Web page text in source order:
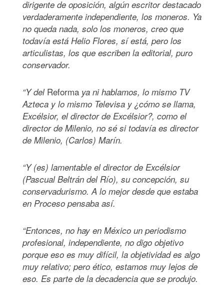
dirigente de oposición, algún escritor destacado
verdaderamente independiente, los moneros. Ya
no queda nada, solo los moneros, creo que
todavía está Helio Flores, sí está, pero los
articulistas, los que escriben la editorial, puro
conservador.
“Y del Reforma ya ni hablamos, lo mismo TV
Azteca y lo mismo Televisa y ¿cómo se llama,
Excélsior, el director de Excélsior?, como el
director de Milenio, no sé si todavía es director
de Milenio, (Carlos) Marín.
“Y (es) lamentable el director de Excélsior
(Pascual Beltrán del Río), su concepción, su
conservadurismo. A lo mejor desde que estaba
en Proceso pensaba así.
“Entonces, no hay en México un periodismo
profesional, independiente, no digo objetivo
porque eso es muy difícil, la objetividad es algo
muy relativo; pero ético, estamos muy lejos de
eso. Es parte de la decadencia que se produjo.